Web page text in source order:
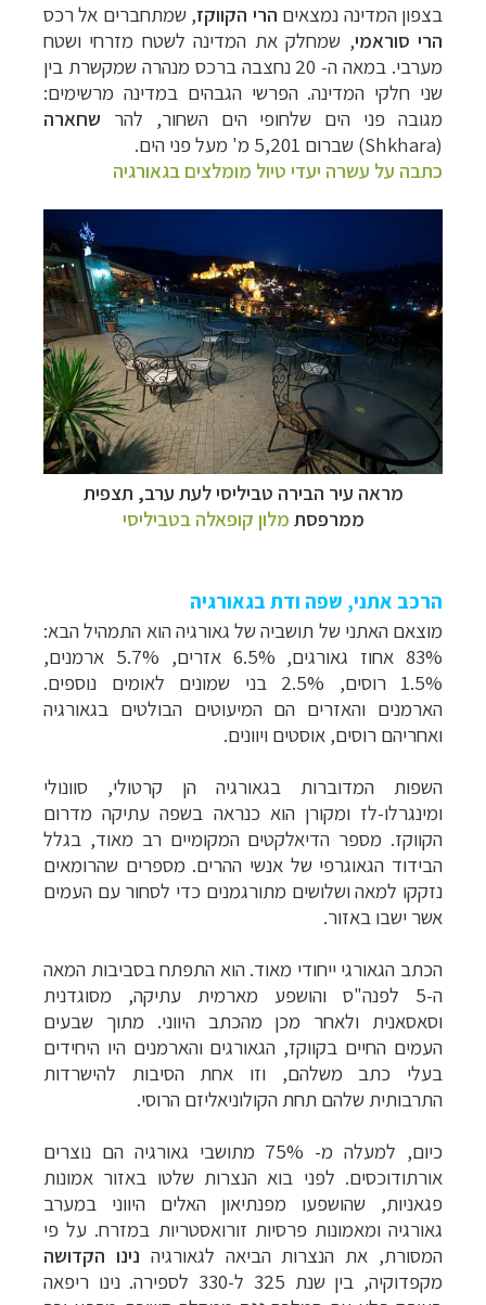
בצפון המדינה נמצאים הרי הקווקז, שמתחברים אל רכס
הרי סוראמי, שמחלק את המדינה לשטח מזרחי ושטח
מערבי. במאה ה- 20 נחצבה ברכס מנהרה שמקשרת בין
שני חלקי המדינה.הפרשי הגבהים במדינה מרשימים:
מגובה פני הים שלחופי הים השחור, להר שחארה
(
Shkhara) שברום 5,201 מ' מעל פני הים.
כתבה על עשרה יעדי טיול מומלצים בגאורגיה
מראה עיר הבירה טביליסי לעת ערב, תצפית
ממרפסת מלון קופאלה בטביליסי
הרכב אתני, שפה ודת בגאורגיה
מוצאם האתני של תושביה של גאורגיה הוא התמהיל הבא:
83% אחוז גאורגים, 6.5% אזרים, 5.7% ארמנים,
1.5% רוסים,
2.5% בני שמונים לאומים נוספים.
הארמנים והאזרים הם המיעוטים הבולטים בגאורגיה
ואחריהם רוסים, אוסטים ויוונים.
השפות המדוברות בגאורגיה הן קרטולי, סוונולי
ומינגרלו-לז ומקורן הוא כנראה בשפה עתיקה מדרום
הקווקז. מספר הדיאלקטים המקומיים רב מאוד, בגלל
הבידוד הגאוגרפי של אנשי ההרים. מספרים שהרומאים
נזקקו למאה ושלושים מתורגמנים כדי לסחור עם העמים
אשר ישבו באזור.
הכתב הגאורגי ייחודי מאוד. הוא התפתח בסביבות המאה
ה-5 לפנה"ס והושפע מארמית עתיקה, מסוגדנית
וסאסאנית ולאחר מכן מהכתב היווני. מתוך שבעים
העמים החיים בקווקז, הגאורגים והארמנים היו היחידים
בעלי כתב משלהם, וזו אחת הסיבות להישרדות
התרבותית שלהם תחת הקולוניאליזם הרוסי.
כיום, למעלה מ- 75% מתושבי גאורגיה הם נוצרים
אורתודוכסים. לפני בוא הנצרות שלטו באזור אמונות
פגאניות, שהושפעו מפנתיאון האלים היווני במערב
גאורגיה ומאמונות פרסיות זורואסטריות במזרח. על פי
המסורת, את הנצרות הביאה לגאורגיה נינו הקדושה
מקפדוקיה, בין שנת 325 ל-330 לספירה. נינו ריפאה